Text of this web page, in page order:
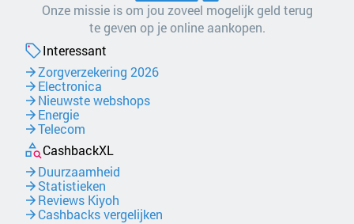
Onze missie is om jou zoveel mogelijk geld terug
te geven op je online aankopen.
Interessant
Zorgverzekering 2026
Electronica
Nieuwste webshops
Energie
Telecom
CashbackXL
Duurzaamheid
Statistieken
Reviews Kiyoh
Cashbacks vergelijken